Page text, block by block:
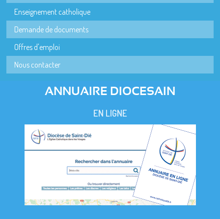
Enseignement catholique
Demande de documents
Offres d'emploi
Nous contacter
ANNUAIRE DIOCESAIN
EN LIGNE